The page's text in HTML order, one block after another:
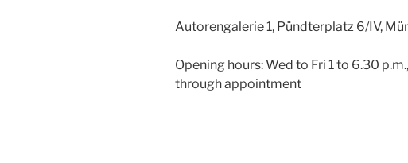
Autorengalerie 1, Pündterplatz 6/IV,
Opening hours: Wed to Fri 1 to 6.30
through appointment